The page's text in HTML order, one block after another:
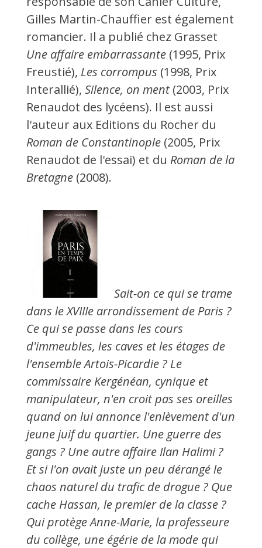
Gilles Martin-Chauffier est également
romancier. Il a publié chez Grasset
Une affaire embarrassante(1995, Prix
Freustié), Les corrompus (1998, Prix
Interallié), Silence, on ment(2003, Prix
Renaudot des lycéens). Il est aussi
l'auteur aux Editions du Rocher du
Roman de Constantinople(2005, Prix
Renaudot de l'essai) et du Roman de la
Bretagne (2008).
Sait-on ce qui se trame
dans le XVIIIe arrondissement de Paris ?
Ce qui se passe dans les cours
d'immeubles, les caves et les étages de
l'ensemble Artois-Picardie ? Le
commissaire Kergénéan, cynique et
manipulateur, n'en croit pas ses oreilles
quand on lui annonce l'enlèvement d'un
jeune juif du quartier. Une guerre des
gangs ? Une autre affaire Ilan Halimi ?
Et si l'on avait juste un peu dérangé le
chaos naturel du trafic de drogue ? Que
cache Hassan, le premier de la classe ?
Qui protège Anne-Marie, la professeure
du collège, une égérie de la mode qui